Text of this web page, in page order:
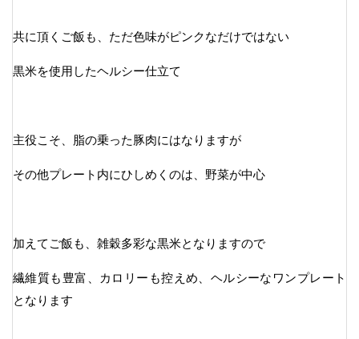
共に頂くご飯も、ただ色味がピンクなだけではない
黒米を使用したヘルシー仕立て
主役こそ、脂の乗った豚肉にはなりますが
その他プレート内にひしめくのは、野菜が中心
加えてご飯も、雑穀多彩な黒米となりますので
繊維質も豊富、カロリーも控えめ、ヘルシーなワンプレート
となります